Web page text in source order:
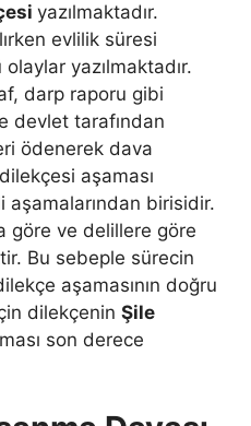
yazılmaktadır.
evlilik süresi
yazılmaktadır.
darp raporu gibi
devlet tarafından
ödenerek dava
aşaması
aşamalarından birisidir.
göre ve delillere göre
Bu sebeple sürecin
aşamasının doğru
dilekçenin Şile
son derece